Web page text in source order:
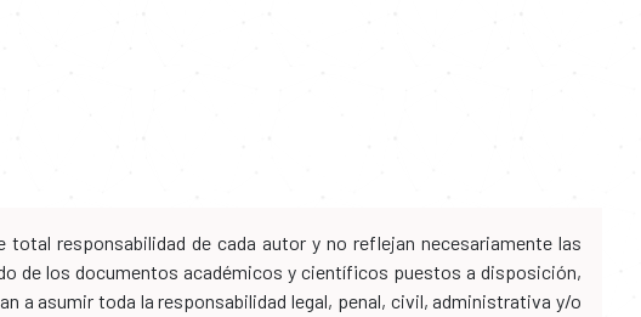
responsabilidad de cada autor y no reflejan necesariamente las
de los documentos académicos y científicos puestos a disposición,
a asumir toda la responsabilidad legal, penal, civil, administrativa y/o